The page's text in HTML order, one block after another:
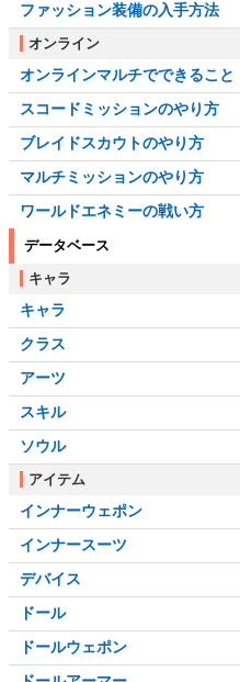
ファッション装備の入手方法
オンライン
オンラインマルチでできること
スコードミッションのやり方
ブレイドスカウトのやり方
マルチミッションのやり方
ワールドエネミーの戦い方
データベース
キャラ
キャラ
クラス
アーツ
スキル
ソウル
アイテム
インナーウェポン
インナースーツ
デバイス
ドール
ドールウェポン